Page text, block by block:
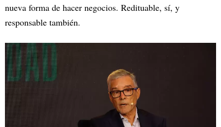
nueva forma de hacer negocios. Redituable, sí, y
responsable también.